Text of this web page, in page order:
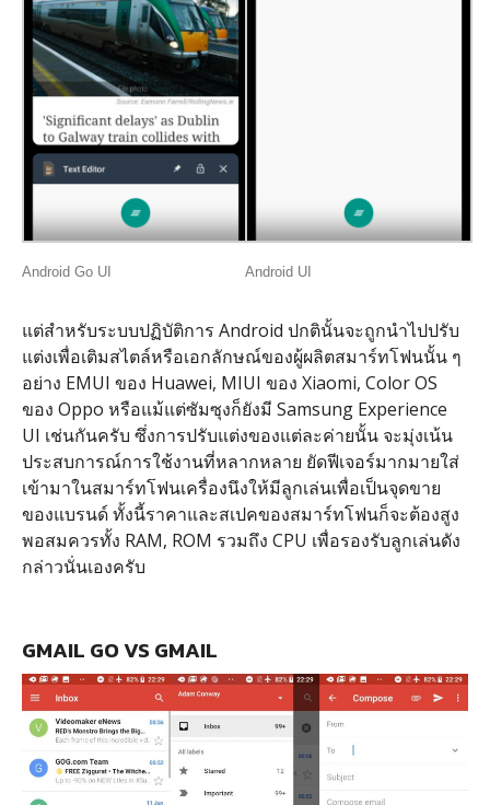
Android Go UI Android UI
แต่สำหรับระบบปฏิบัติการ Android ปกตินั้นจะถูกนำไปปรับ
แต่งเพื่อเติมสไตล์หรือเอกลักษณ์ของผู้ผลิตสมาร์ทโฟนนั้น ๆ
อย่าง EMUI ของ Huawei, MIUI ของ Xiaomi, Color OS
ของ Oppo หรือแม้แต่ซัมซุงก็ยังมี Samsung Experience
UI เช่นกันครับ ซึ่งการปรับแต่งของแต่ละค่ายนั้น จะมุ่งเน้น
ประสบการณ์การใช้งานที่หลากหลาย ยัดฟีเจอร์มากมายใส่
เข้ามาในสมาร์ทโฟนเครื่องนึงให้มีลูกเล่นเพื่อเป็นจุดขาย
ของแบรนด์ ทั้งนี้ราคาและสเปคของสมาร์ทโฟนก็จะต้องสูง
พอสมควรทั้ง RAM, ROM รวมถึง CPU เพื่อรองรับลูกเล่นดัง
กล่าวนั่นเองครับ
GMAIL GO VS GMAIL